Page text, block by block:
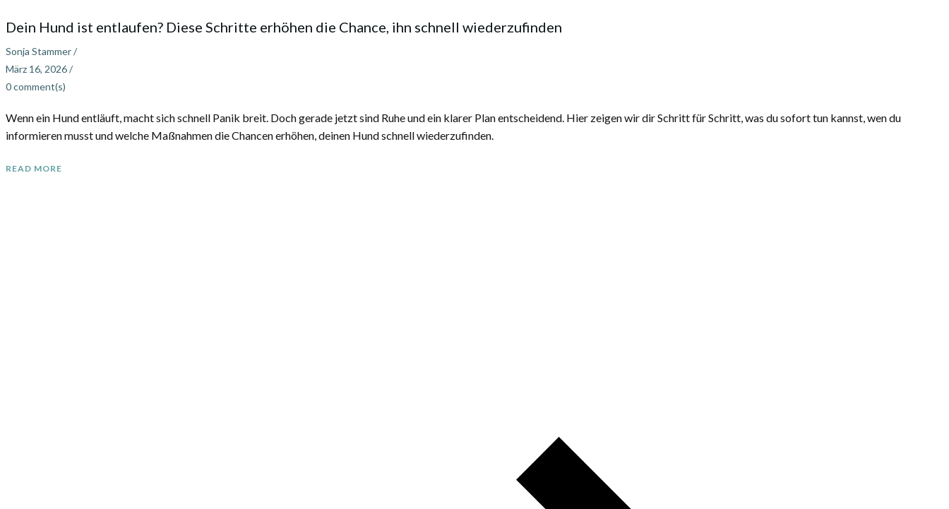
Dein Hund ist entlaufen? Diese Schritte erhöhen die Chance, ihn schnell wiederzufinden
Sonja Stammer/
März 16, 2026/
0comment(s)
Wenn ein Hund entläuft, macht sich schnell Panik breit. Doch gerade jetzt sind Ruhe und ein klarer Plan entscheidend. Hier zeigen wir dir Schritt für Schritt, was du sofort tun kannst, wen du
informieren musst und welche Maßnahmen die Chancen erhöhen, deinen Hund schnell wiederzufinden.
READ MORE